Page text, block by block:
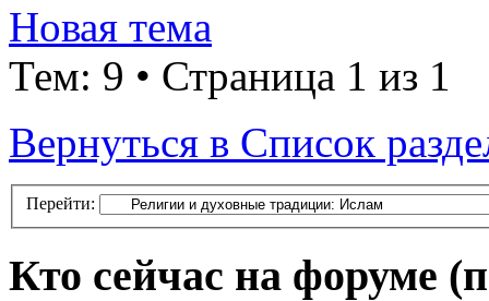
Новая тема
Тем: 9 • Страница 1 из 1
Вернуться в Список
Перейти:
Кто сейчас на форуме